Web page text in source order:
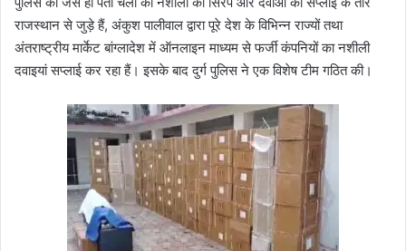
राजस्थान से जुड़े हैं, अंकुश पालीवाल द्वारा पूरे देश के विभिन्न राज्यों तथा
अंतराष्ट्रीय मार्केट बांग्लादेश में ऑनलाइन माध्यम से फर्जी कंपनियों का नशीली
दवाइयां सप्लाई कर रहा हैं। इसके बाद दुर्ग पुलिस ने एक विशेष टीम गठित की।